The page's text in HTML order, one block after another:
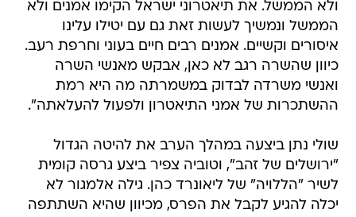
ולא הממשל. את תיאטרוני ישראל הקימו אמנים ולא
הממשל ונמשיך לעשות זאת גם עם יטילו עלינו
איסורים וקשיים. אמנים רבים חיים בעוני וחרפת רעב.
כיוון שהשרה רגב לא כאן, אבקש מאנשי השרה
ואנשי משרדה לבדוק במשמרתה מה היא רמת
ההשתכרות של אמני התיאטרון ולפעול להעלאתה".
שולי נתן ביצעה במהלך הערב את להיטה הגדול
"ירושלים של זהב", וטוביה צפיר ביצע גרסה קומית
לשיר "הללויה" של ליאונרד כהן. גילה אלמגור לא
יכלה להגיע לקבל את הפרס, מכיוון שהיא השתתפה